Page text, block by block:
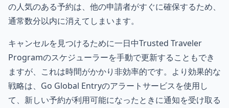
の人気のある予約は、他の申請者がすぐに確保するため、
通常数分以内に消えてしまいます。
キャンセルを見つけるために一日中Trusted Traveler
Programのスケジューラーを手動で更新することもでき
ますが、これは時間がかかり非効率的です。より効果的な
戦略は、Go Global Entryのアラートサービスを使用し
て、新しい予約が利用可能になったときに通知を受け取る